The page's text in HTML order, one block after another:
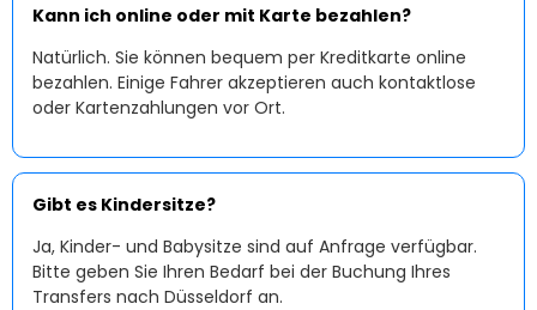
Kann ich online oder mit Karte bezahlen?
Natürlich. Sie können bequem per Kreditkarte online
bezahlen. Einige Fahrer akzeptieren auch kontaktlose
oder Kartenzahlungen vor Ort.
Gibt es Kindersitze?
Ja, Kinder- und Babysitze sind auf Anfrage verfügbar.
Bitte geben Sie Ihren Bedarf bei der Buchung Ihres
Transfers nach Düsseldorf an.